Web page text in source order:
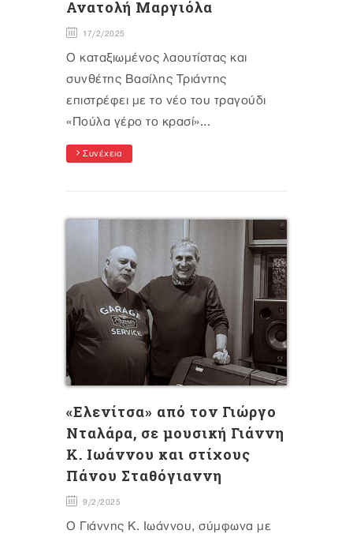
Ανατολή Μαργιόλα
17/2/2025
Ο καταξιωμένος λαουτίστας και
συνθέτης Βασίλης Τριάντης
επιστρέφει με το νέο του τραγούδι
«Πούλα γέρο το κρασί»...
Συνέχεια
«Eλενίτσα» από τον Γιώργο
Νταλάρα, σε μουσική Γιάννη
Κ. Ιωάννου και στίχους
Πάνου Σταθόγιαννη
9/2/2025
Ο Γιάννης Κ. Ιωάννου, σύμφωνα με